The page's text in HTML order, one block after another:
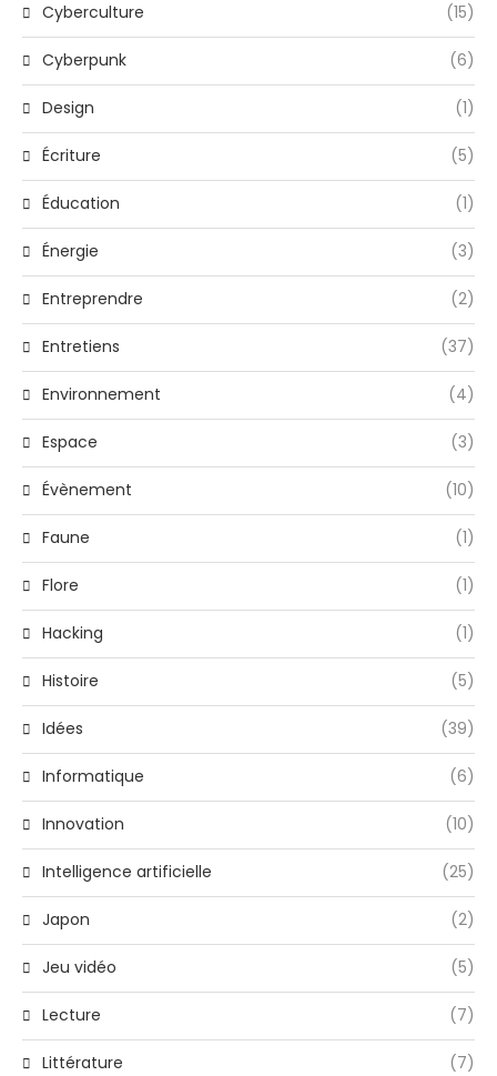
Cyberculture (15)
Cyberpunk (6)
Design (1)
Écriture (5)
Éducation (1)
Énergie (3)
Entreprendre (2)
Entretiens (37)
Environnement (4)
Espace (3)
Évènement (10)
Faune (1)
Flore (1)
Hacking (1)
Histoire (5)
Idées (39)
Informatique (6)
Innovation (10)
Intelligence artificielle (25)
Japon (2)
Jeu vidéo (5)
Lecture (7)
Littérature (7)